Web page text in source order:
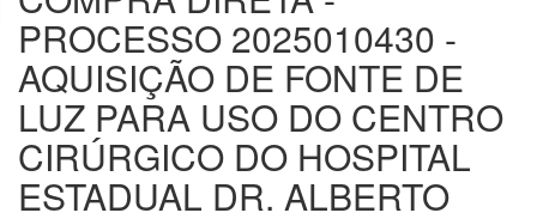
PROCESSO 2025010430 -
AQUISIÇÃO DE FONTE DE
LUZ PARA USO DO CENTRO
CIRÚRGICO DO HOSPITAL
ESTADUAL DR. ALBERTO